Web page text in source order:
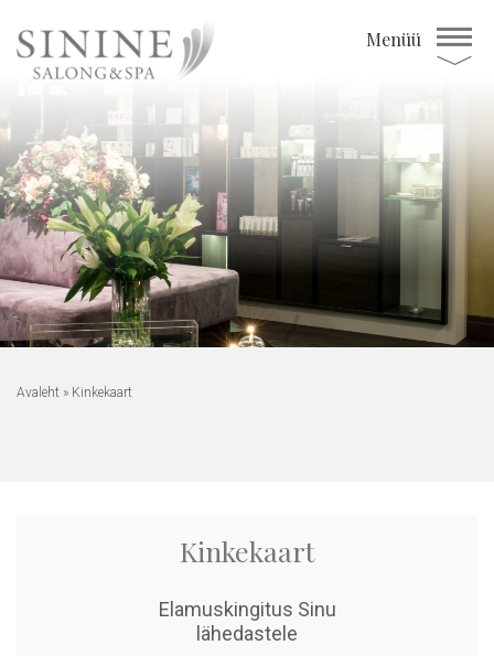
Menüü
Avaleht » Kinkekaart
related articles
Kinkekaart
Elamuskingitus Sinu
lähedastele